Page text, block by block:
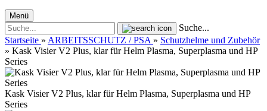
Menü
Suche...
Startseite » ARBEITSSCHUTZ / PSA » Schutzhelme und Zubehör
» Kask Visier V2 Plus, klar für Helm Plasma, Superplasma und HP
Series
Kask Visier V2 Plus, klar für Helm Plasma, Superplasma und HP
Series